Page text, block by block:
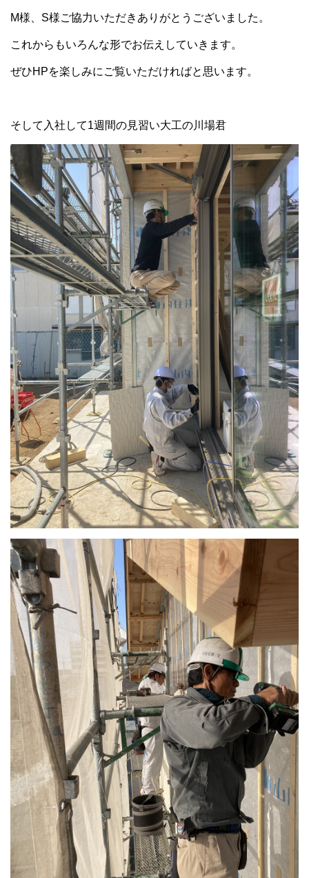
M様、S様ご協力いただきありがとうございました。
これからもいろんな形でお伝えしていきます。
ぜひHPを楽しみにご覧いただければと思います。
そして入社して1週間の見習い大工の川場君